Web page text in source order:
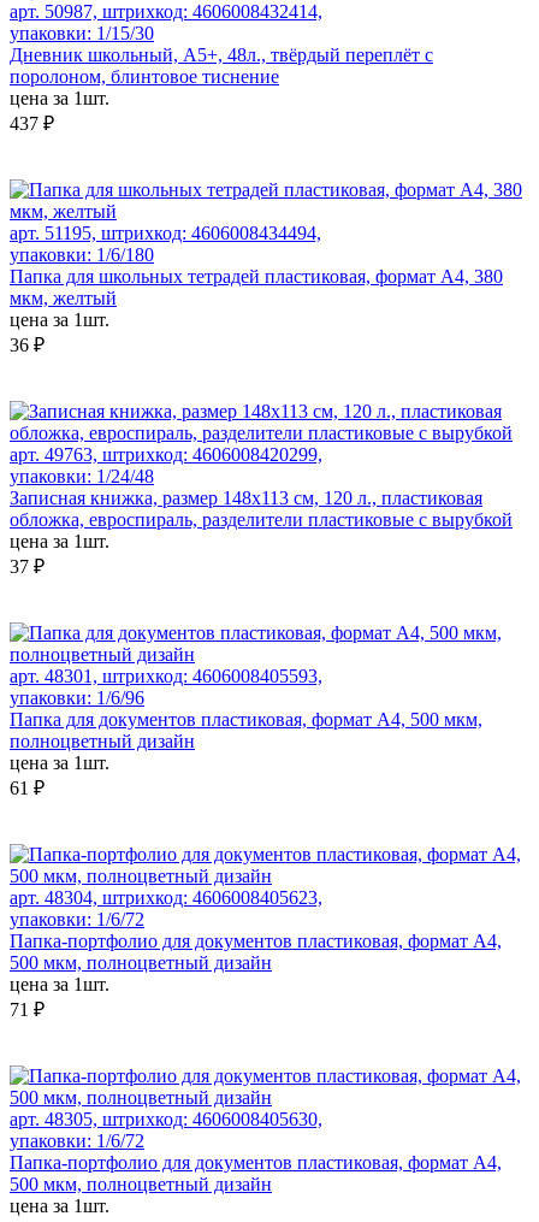
арт. 50987, штрихкод: 4606008432414,
упаковки: 1/15/30
Дневник школьный, А5+, 48л., твёрдый переплёт с
поролоном, блинтовое тиснение
цена за 1шт.
437 ₽
арт. 51195, штрихкод: 4606008434494,
упаковки: 1/6/180
Папка для школьных тетрадей пластиковая, формат А4, 380
мкм, желтый
цена за 1шт.
36 ₽
арт. 49763, штрихкод: 4606008420299,
упаковки: 1/24/48
Записная книжка, размер 148х113 см, 120 л., пластиковая
обложка, евроспираль, разделители пластиковые с вырубкой
цена за 1шт.
37 ₽
арт. 48301, штрихкод: 4606008405593,
упаковки: 1/6/96
Папка для документов пластиковая, формат А4, 500 мкм,
полноцветный дизайн
цена за 1шт.
61 ₽
арт. 48304, штрихкод: 4606008405623,
упаковки: 1/6/72
Папка-портфолио для документов пластиковая, формат А4,
500 мкм, полноцветный дизайн
цена за 1шт.
71 ₽
арт. 48305, штрихкод: 4606008405630,
упаковки: 1/6/72
Папка-портфолио для документов пластиковая, формат А4,
500 мкм, полноцветный дизайн
цена за 1шт.